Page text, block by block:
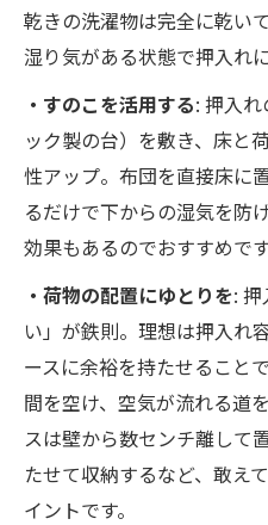
乾きの洗濯物は完全に乾い
湿り気がある状態で押入れ
・すのこを活用する: 押入
ック製の台）を敷き、床と
性アップ。布団を直接床に
るだけで下からの湿気を防
効果もあるのでおすすめです
・荷物の配置にゆとりを:
い」が鉄則。理想は押入れ
ースに余裕を持たせること
間を空け、空気が流れる道
スは壁から数センチ離して
たせて収納するなど、敢え
イントです。